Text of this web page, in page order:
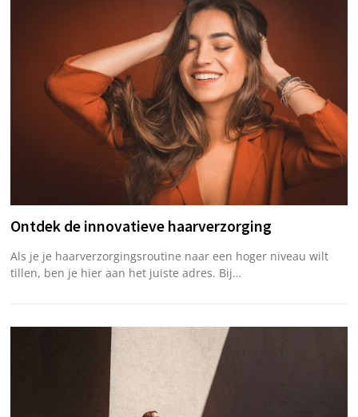
Ontdek de innovatieve haarverzorging
Als je je haarverzorgingsroutine naar een hoger niveau wilt
tillen, ben je hier aan het juiste adres. Bij…